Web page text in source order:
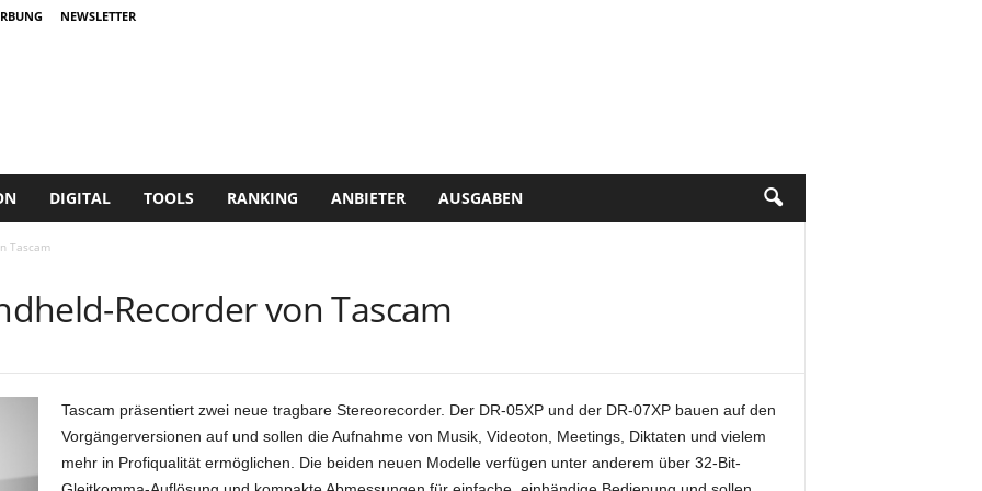
NEWSLETTER
DIGITAL TOOLS RANKING ANBIETER AUSGABEN
Tascam
Recorder von Tascam
Tascam präsentiert zwei neue tragbare Stereorecorder. Der DR-05XP und der DR-07XP bauen auf den
Vorgängerversionen auf und sollen die Aufnahme von Musik, Videoton, Meetings, Diktaten und vielem
mehr in Profiqualität ermöglichen. Die beiden neuen Modelle verfügen unter anderem über 32-Bit-